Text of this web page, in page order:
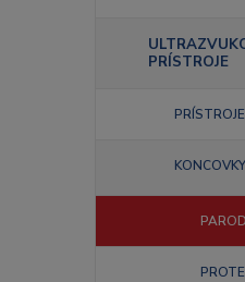
PRÍSTROJE
PRÍSTROJE
KONCOVKY